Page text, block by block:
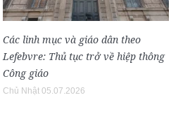
Các linh mục và giáo dân theo
Lefebvre: Thủ tục trở về hiệp thông
Công giáo
Chủ Nhật 05.07.2026